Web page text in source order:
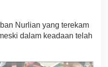
Nurlian yang terekam
dalam keadaan telah